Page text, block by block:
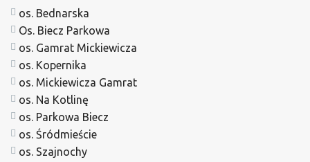
os. Bednarska
Os. Biecz Parkowa
os. Gamrat Mickiewicza
os. Kopernika
os. Mickiewicza Gamrat
os. Na Kotlinę
os. Parkowa Biecz
os. Śródmieście
os. Szajnochy